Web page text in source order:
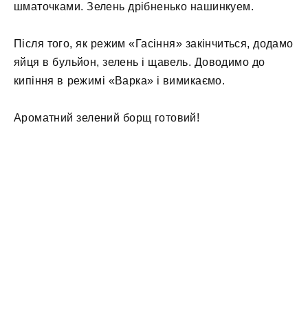
шматочками. Зелень дрібненько нашинкуем.
Після того, як режим «Гасіння» закінчиться, додамо
яйця в бульйон, зелень і щавель. Доводимо до
кипіння в режимі «Варка» і вимикаємо.
Ароматний зелений борщ готовий!